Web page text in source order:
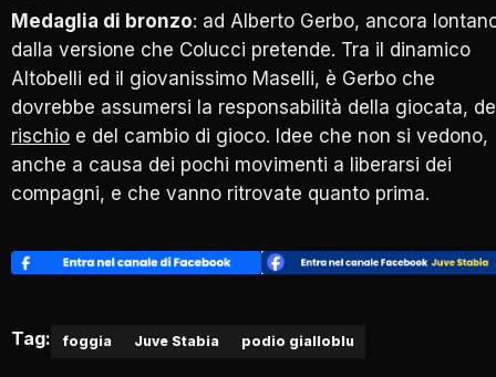
Medaglia di bronzo: ad Alberto Gerbo, ancora
dalla versione che Colucci pretende. Tra il dinamico
Altobelli ed il giovanissimo Maselli, è Gerbo che
dovrebbe assumersi la responsabilità della giocata,
rischio e del cambio di gioco. Idee che non si vedono,
anche a causa dei pochi movimenti a liberarsi dei
compagni, e che vanno ritrovate quanto prima.
Tag: foggia Juve Stabia podio gialloblu